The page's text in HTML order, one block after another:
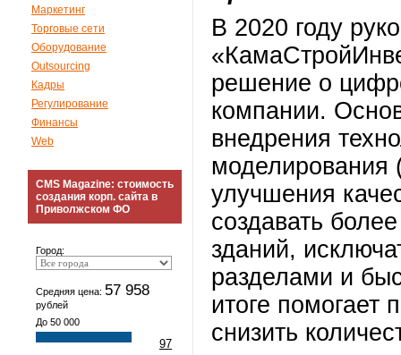
Маркетинг
Торговые сети
Оборудование
Outsourcing
Кадры
Регулирование
Финансы
Web
CMS Magazine: стоимость
создания корп. сайта в
Приволжском ФО
Город:
Средняя цена: 57 958
рублей
До 50 000
97
В 2020 году
решение о
компании.
внедрения
моделирования
улучшения
создавать
зданий,
разделами и
итоге помогает
снизить